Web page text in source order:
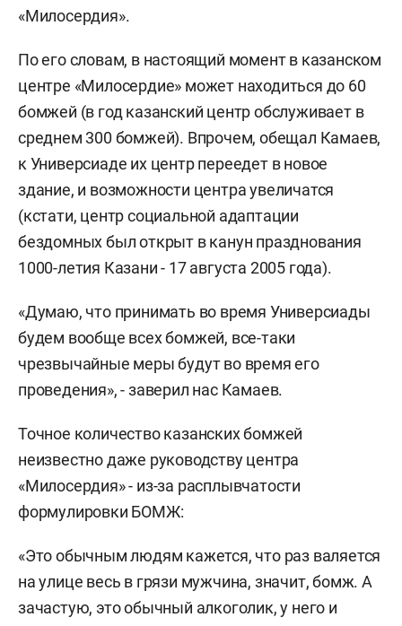
«Милосердия».
По его словам, в настоящий момент в казанском
центре «Милосердие» может находиться до 60
бомжей (в год казанский центр обслуживает в
среднем 300 бомжей). Впрочем, обещал Камаев,
к Универсиаде их центр переедет в новое
здание, и возможности центра увеличатся
(кстати, центр социальной адаптации
бездомных был открыт в канун празднования
1000-летия Казани - 17 августа 2005 года).
«Думаю, что принимать во время Универсиады
будем вообще всех бомжей, все-таки
чрезвычайные меры будут во время его
проведения», - заверил нас Камаев.
Точное количество казанских бомжей
неизвестно даже руководству центра
«Милосердия» - из-за расплывчатости
формулировки БОМЖ:
«Это обычным людям кажется, что раз валяется
на улице весь в грязи мужчина, значит, бомж. А
зачастую, это обычный алкоголик, у него и